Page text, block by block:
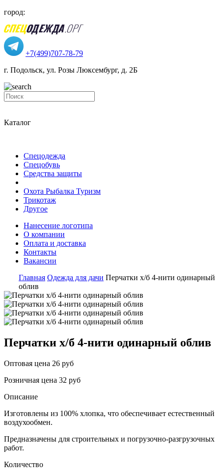
город:
+7(499)707-78-79
г. Подольск, ул. Розы Люксембург, д. 2Б
Каталог
Спецодежда
Спецобувь
Средства защиты
Охота Рыбалка Туризм
Трикотаж
Другое
Нанесение логотипа
О компании
Оплата и доставка
Контакты
Вакансии
Главная Одежда для дачи Перчатки х/б 4-нити одинарный
облив
Перчатки х/б 4-нити одинарный облив
Оптовая цена 26 руб
Розничная цена 32 руб
Описание
Изготовлены из 100% хлопка, что обеспечивает естественный
воздухообмен.
Предназначены для строительных и погрузочно-разгрузочных
работ.
Количество